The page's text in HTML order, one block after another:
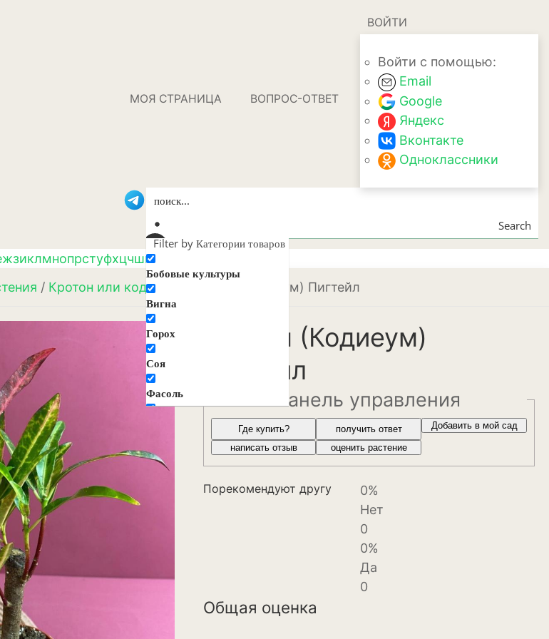
МОЯ СТРАНИЦА ВОПРОС-ОТВЕТ
ВОЙТИ
Войти с помощью:
Email
Google
Яндекс
Вконтакте
Одноклассники
Search
Filter by Категории товаров
Бобовые культуры
Вигна
Горох
Соя
Фасоль
Декоративные цветы и
Агератум
Астильба
жзиклмнопрстуфхцчшщ
/ Кротон или кодиеум / Кротон (Кодиеум) Пигтейл
Кротон (Кодиеум)
Пигтейл
панель управления
Где купить? получить ответ Добавить в мой сад
написать отзыв оценить растение
Порекомендуют другу
0%
Нет
0
0%
Да
0
Общая оценка